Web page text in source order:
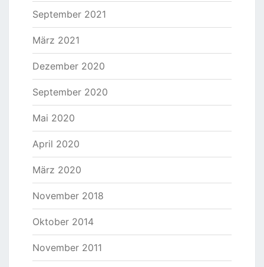
September 2021
März 2021
Dezember 2020
September 2020
Mai 2020
April 2020
März 2020
November 2018
Oktober 2014
November 2011